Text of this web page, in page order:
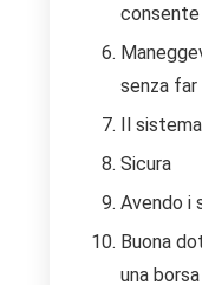
consente
senza
Il
Sicura
Avendo i
Buona
una